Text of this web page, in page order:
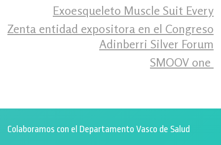
Exoesqueleto Muscle Suit Every
Zenta entidad expositora en el Congreso
Adinberri Silver Forum
SMOOV one ‍
Colaboramos con el Departamento Vasco de Salud